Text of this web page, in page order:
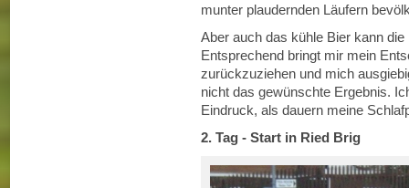
munter plaudernden Läufern
Aber auch das kühle Bier kann
Entsprechend bringt mir mein
zurückzuziehen und mich
nicht das gewünschte Ergebnis.
Eindruck, als dauern meine
2. Tag - Start in Ried Brig